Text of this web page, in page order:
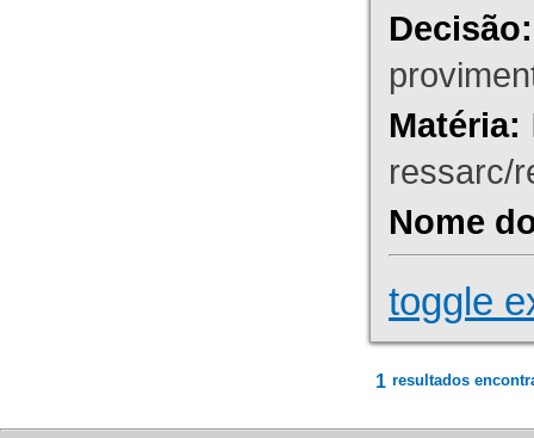
Decisão:
Matéria:
ressarc/
Nome
toggle
1 resultados